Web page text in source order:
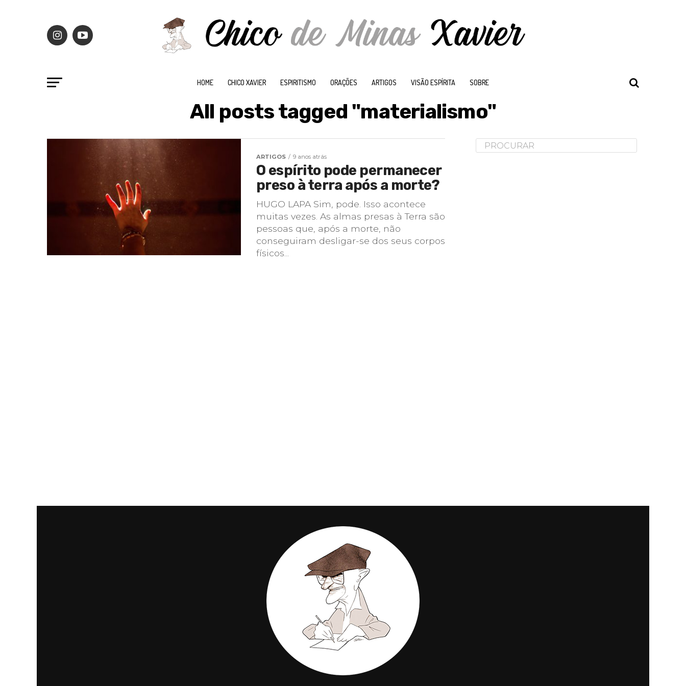
HOME CHICO XAVIER ESPIRITISMO ORAÇÕES ARTIGOS VISÃO ESPÍRITA SOBRE
All posts tagged "materialismo"
ARTIGOS 9 anos atrás
O espírito pode permanecer
preso à terra após a morte?
HUGO LAPA Sim, pode. Isso acontece
muitas vezes. As almas presas à Terra são
pessoas que, após a morte, não
conseguiram desligar-se dos seus corpos
físicos...